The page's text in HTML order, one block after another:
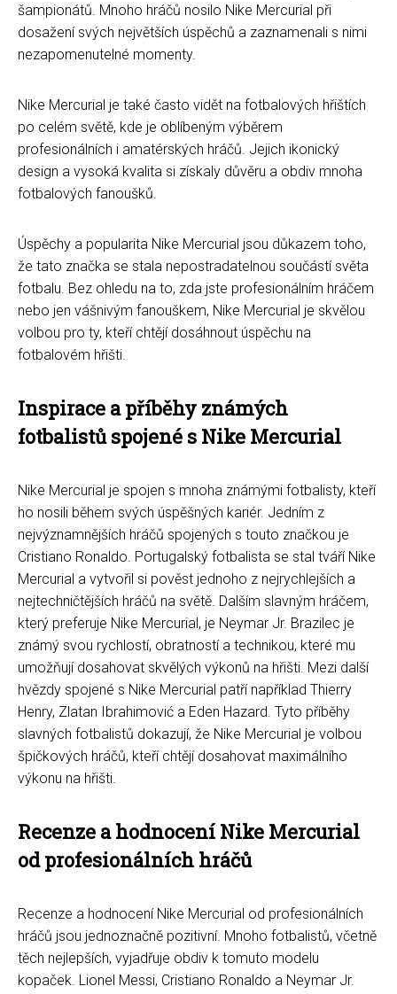
šampionátů. Mnoho hráčů nosilo Nike Mercurial při
dosažení svých největších úspěchů a zaznamenali s nimi
nezapomenutelné momenty.
Nike Mercurial je také často vidět na fotbalových hřištích
po celém světě, kde je oblíbeným výběrem
profesionálních i amatérských hráčů. Jejich ikonický
design a vysoká kvalita si získaly důvěru a obdiv mnoha
fotbalových fanoušků.
Úspěchy a popularita Nike Mercurial jsou důkazem toho,
že tato značka se stala nepostradatelnou součástí světa
fotbalu. Bez ohledu na to, zda jste profesionálním hráčem
nebo jen vášnivým fanouškem, Nike Mercurial je skvělou
volbou pro ty, kteří chtějí dosáhnout úspěchu na
fotbalovém hřišti.
Inspirace a příběhy známých
fotbalistů spojené s Nike Mercurial
Nike Mercurial je spojen s mnoha známými fotbalisty, kteří
ho nosili během svých úspěšných kariér. Jedním z
nejvýznamnějších hráčů spojených s touto značkou je
Cristiano Ronaldo. Portugalský fotbalista se stal tváří Nike
Mercurial a vytvořil si pověst jednoho z nejrychlejších a
nejtechničtějších hráčů na světě. Dalším slavným hráčem,
který preferuje Nike Mercurial, je Neymar Jr. Brazilec je
známý svou rychlostí, obratností a technikou, které mu
umožňují dosahovat skvělých výkonů na hřišti. Mezi další
hvězdy spojené s Nike Mercurial patří například Thierry
Henry, Zlatan Ibrahimović a Eden Hazard. Tyto příběhy
slavných fotbalistů dokazují, že Nike Mercurial je volbou
špičkových hráčů, kteří chtějí dosahovat maximálního
výkonu na hřišti.
Recenze a hodnocení Nike Mercurial
od profesionálních hráčů
Recenze a hodnocení Nike Mercurial od profesionálních
hráčů jsou jednoznačně pozitivní. Mnoho fotbalistů, včetně
těch nejlepších, vyjadřuje obdiv k tomuto modelu
kopaček. Lionel Messi, Cristiano Ronaldo a Neymar Jr.